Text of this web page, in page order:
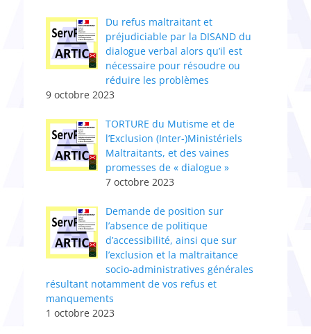
Du refus maltraitant et
préjudiciable par la DISAND du
dialogue verbal alors qu’il est
nécessaire pour résoudre ou
réduire les problèmes
9 octobre 2023
TORTURE du Mutisme et de
l’Exclusion (Inter-)Ministériels
Maltraitants, et des vaines
promesses de « dialogue »
7 octobre 2023
Demande de position sur
l’absence de politique
d’accessibilité, ainsi que sur
l’exclusion et la maltraitance
socio-administratives générales
résultant notamment de vos refus et
manquements
1 octobre 2023